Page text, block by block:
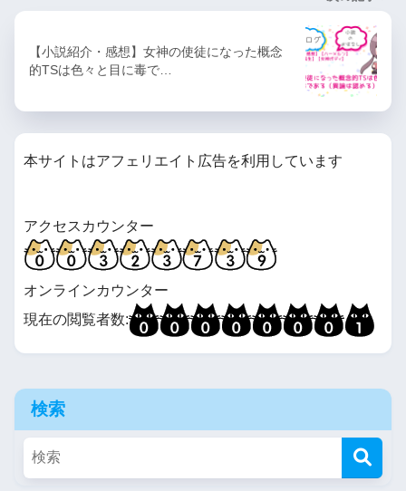
【小説紹介・感想】女神の使徒になった概念
的TSは色々と目に毒で…
本サイトはアフェリエイト広告を利用しています
アクセスカウンター
オンラインカウンター
現在の閲覧者数:
検索